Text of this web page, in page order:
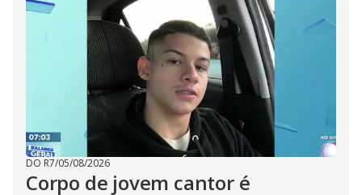
DO R7/05/08/2026
Corpo de jovem cantor é